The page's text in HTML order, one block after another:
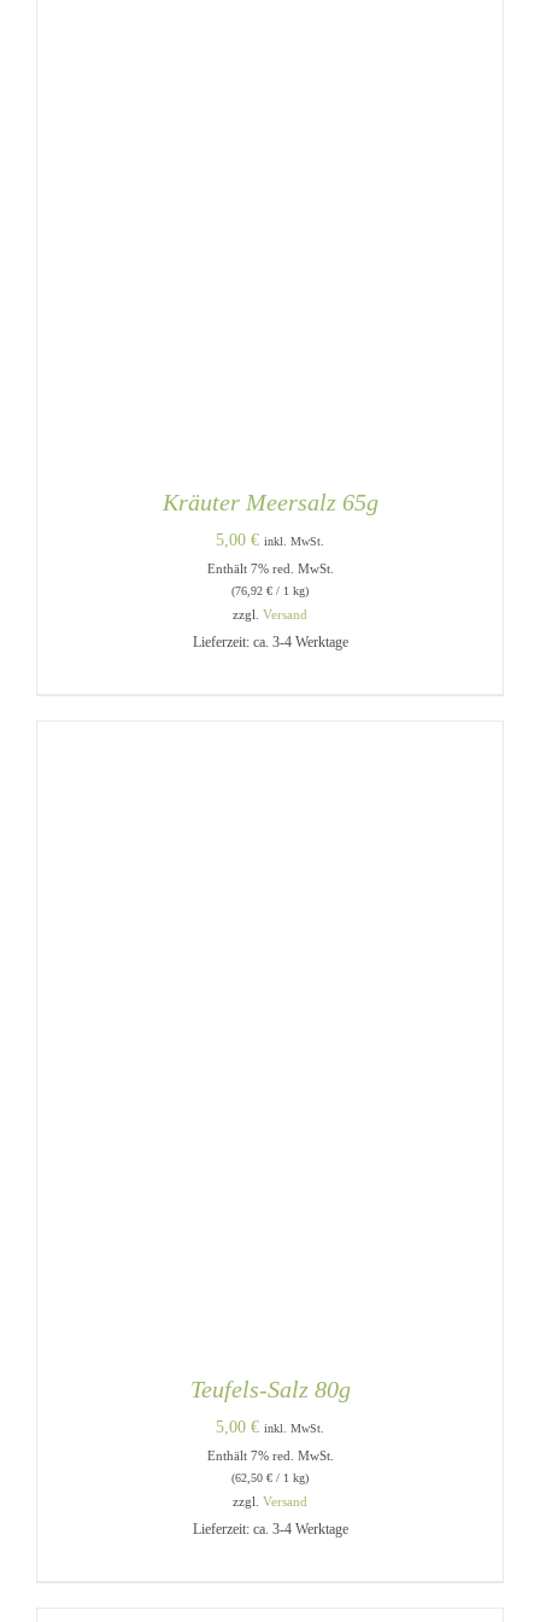
Kräuter Meersalz 65g
5,00 € inkl. MwSt.
Enthält 7% red. MwSt.
(76,92 € / 1 kg)
zzgl. Versand
Lieferzeit: ca. 3-4 Werktage
Teufels-Salz 80g
5,00 € inkl. MwSt.
Enthält 7% red. MwSt.
(62,50 € / 1 kg)
zzgl. Versand
Lieferzeit: ca. 3-4 Werktage